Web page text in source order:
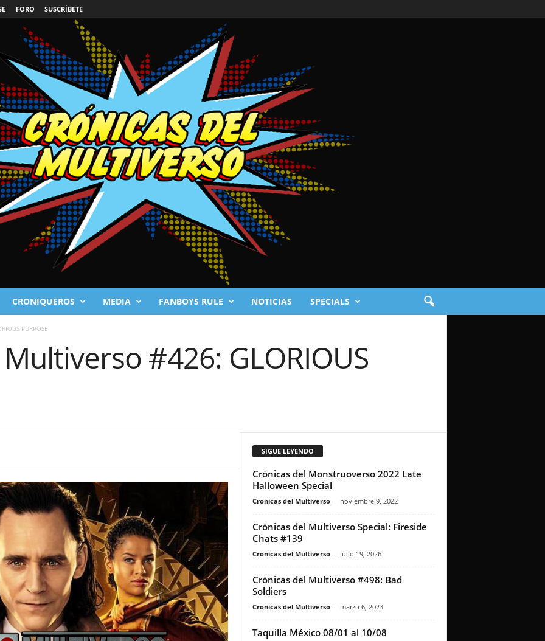
FORO SUSCRÍBETE
CRONIQUEROS MEDIA FANBOYS RULE NOTICIAS SPECIALS
PURPOSE
#426: GLORIOUS
SIGUE LEYENDO
Crónicas del Monstruoverso 2022 Late
Halloween Special
Cronicas del Multiverso - noviembre 9, 2022
Crónicas del Multiverso Special: Fireside
Chats #139
Cronicas del Multiverso - julio 19, 2026
Crónicas del Multiverso #498: Bad
Soldiers
Cronicas del Multiverso - marzo 6, 2023
Taquilla México 08/01 al 10/08